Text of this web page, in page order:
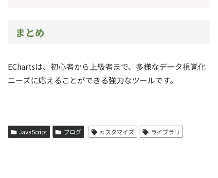
まとめ
EChartsは、初心者から上級者まで、多様なデータ視覚化
ニーズに応えることができる強力なツールです。
JavaScript ブログ カスタマイズ ライブラリ